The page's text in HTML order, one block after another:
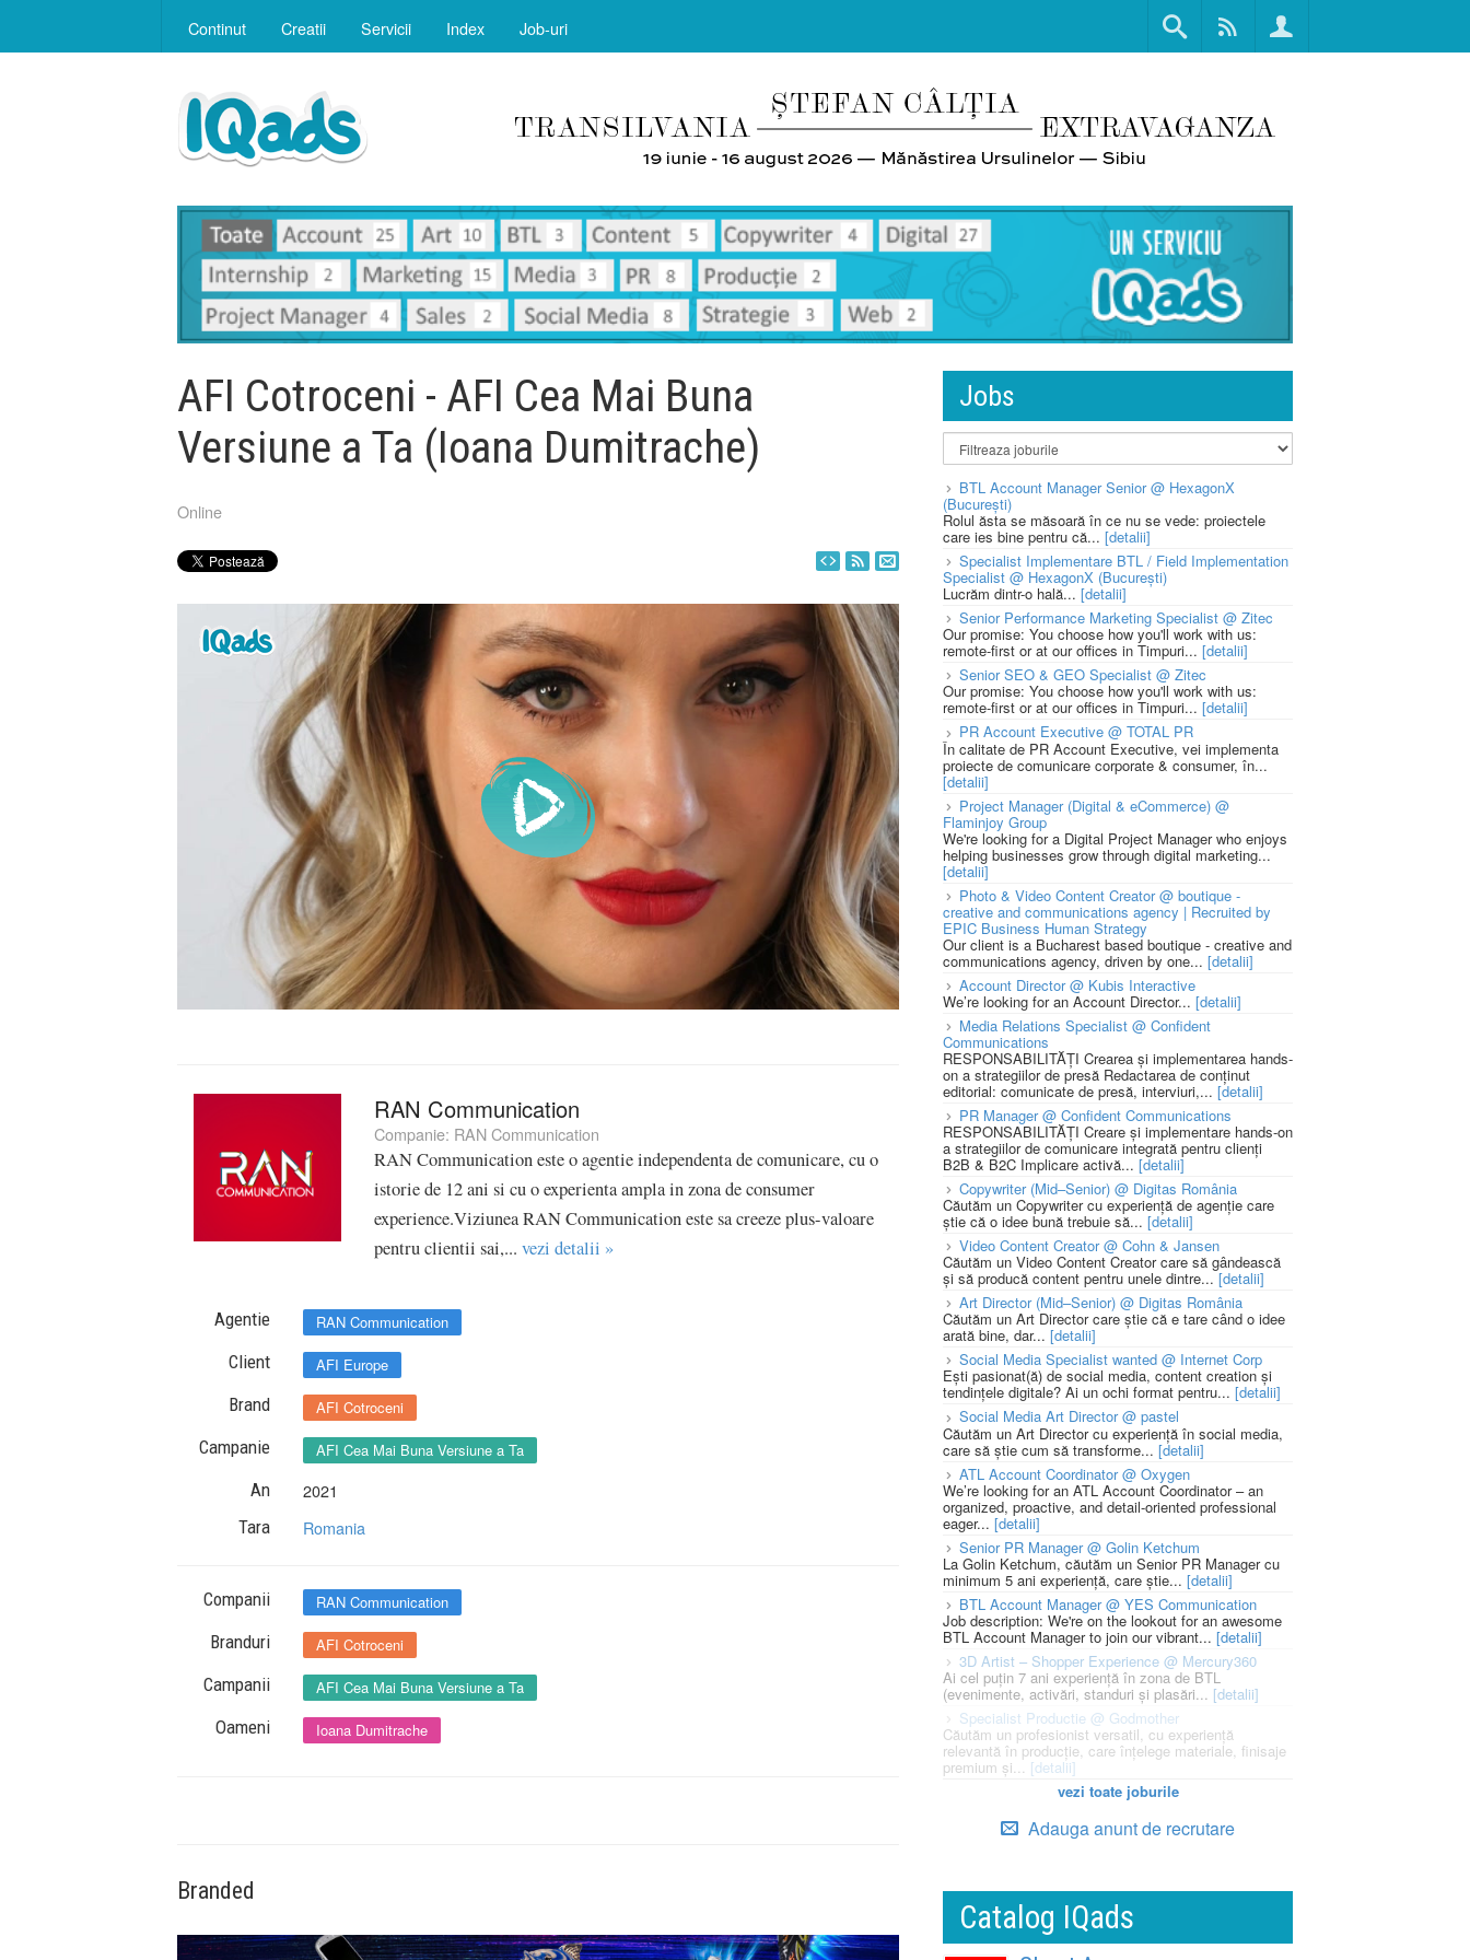
Continut Creatii Servicii Index Job-uri
AFI Cotroceni - AFI Cea Mai Buna
Versiune a Ta (Ioana Dumitrache)
Online
RAN Communication
Companie: RAN Communication
RAN Communication este o agentie independenta de comunicare, cu o
istorie de 12 ani si cu o experienta ampla in zona de consumer
experience.Viziunea RAN Communication este sa creeze plus-valoare
pentru clientii sai,... vezi detalii »
Agentie RAN Communication
Client AFI Europe
Brand AFI Cotroceni
Campanie AFI Cea Mai Buna Versiune a Ta
An 2021
Tara Romania
Companii RAN Communication
Branduri AFI Cotroceni
Campanii AFI Cea Mai Buna Versiune a Ta
Oameni Ioana Dumitrache
Branded
Jobs
BTL Account Manager Senior @ HexagonX
(București)
Rolul ăsta se măsoară în ce nu se vede: proiectele
care ies bine pentru că... [detalii]
Specialist Implementare BTL / Field Implementation
Specialist @ HexagonX (București)
Lucrăm dintr-o hală... [detalii]
Senior Performance Marketing Specialist @ Zitec
Our promise: You choose how you'll work with us:
remote-first or at our offices in Timpuri... [detalii]
Senior SEO & GEO Specialist @ Zitec
Our promise: You choose how you'll work with us:
remote-first or at our offices in Timpuri... [detalii]
PR Account Executive @ TOTAL PR
În calitate de PR Account Executive, vei implementa
proiecte de comunicare corporate & consumer, în...
[detalii]
Project Manager (Digital & eCommerce) @
Flaminjoy Group
We're looking for a Digital Project Manager who enjoys
helping businesses grow through digital marketing...
[detalii]
Photo & Video Content Creator @ boutique -
creative and communications agency | Recruited by
EPIC Business Human Strategy
Our client is a Bucharest based boutique - creative and
communications agency, driven by one... [detalii]
Account Director @ Kubis Interactive
We’re looking for an Account Director... [detalii]
Media Relations Specialist @ Confident
Communications
RESPONSABILITĂȚI Crearea și implementarea hands-
on a strategiilor de presă Redactarea de conținut
editorial: comunicate de presă, interviuri,... [detalii]
PR Manager @ Confident Communications
RESPONSABILITĂȚI Creare și implementare hands-on
a strategiilor de comunicare integrată pentru clienți
B2B & B2C Implicare activă... [detalii]
Copywriter (Mid–Senior) @ Digitas România
Căutăm un Copywriter cu experiență de agenție care
știe că o idee bună trebuie să... [detalii]
Video Content Creator @ Cohn & Jansen
Căutăm un Video Content Creator care să gândească
și să producă content pentru unele dintre... [detalii]
Art Director (Mid–Senior) @ Digitas România
Căutăm un Art Director care știe că e tare când o idee
arată bine, dar... [detalii]
Social Media Specialist wanted @ Internet Corp
Ești pasionat(ă) de social media, content creation și
tendințele digitale? Ai un ochi format pentru... [detalii]
Social Media Art Director @ pastel
Căutăm un Art Director cu experiență în social media,
care să știe cum să transforme... [detalii]
ATL Account Coordinator @ Oxygen
We’re looking for an ATL Account Coordinator – an
organized, proactive, and detail-oriented professional
eager... [detalii]
Senior PR Manager @ Golin Ketchum
La Golin Ketchum, căutăm un Senior PR Manager cu
minimum 5 ani experiență, care știe... [detalii]
BTL Account Manager @ YES Communication
Job description: We're on the lookout for an awesome
BTL Account Manager to join our vibrant... [detalii]
3D Artist – Shopper Experience @ Mercury360
Ai cel puțin 7 ani experiență în zona de BTL
(evenimente, activări, standuri și plasări... [detalii]
Specialist Productie @ Godmother
Căutăm un profesionist versatil, cu experiență
relevantă în producție, care înțelege materiale, finisaje
premium și... [detalii]
vezi toate joburile
Adauga anunt de recrutare
Catalog IQads